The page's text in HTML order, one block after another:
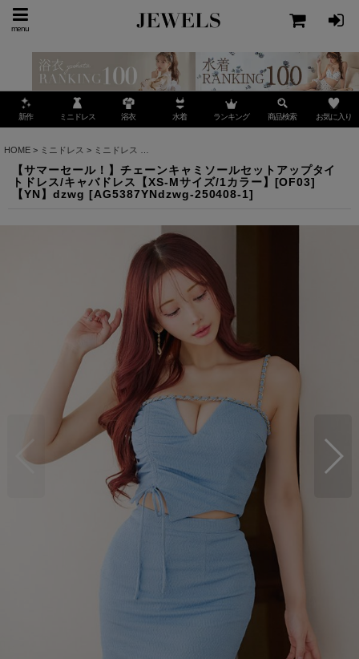
menu
新作 ミニドレス 浴衣 水着 ランキング 商品検索 お気に入り
HOME > ミニドレス > ミニドレス
【サマーセール！】チェーンキャミソールセットアップタイ
トドレス/キャバドレス【XS-Mサイズ/1カラー】[OF03]
【YN】dzwg [AG5387YNdzwg-250408-1]